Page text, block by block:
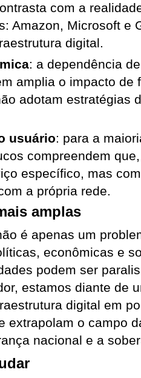
com a
Amazon, Microsoft e
digital.
: a dependência
amplia o impacto de
adotam estratégias
usuário: para a
compreendem
específico, mas
a própria rede.
amplas
é apenas um
econômicas e
podem ser
estamos diante de
digital em
extrapolam o campo
nacional e a